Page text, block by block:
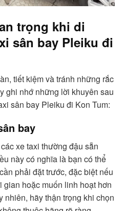
trọng khi di
sân bay Pleiku đi
tiết kiệm và tránh những rắc
ghi nhớ những lời khuyên sau
sân bay Pleiku đi Kon Tum:
bay
xe taxi thường đậu sẵn
này có nghĩa là bạn có thể
phải đặt trước, đặc biệt nếu
hoặc muốn linh hoạt hơn
nhiên, hãy thận trọng khi chọn